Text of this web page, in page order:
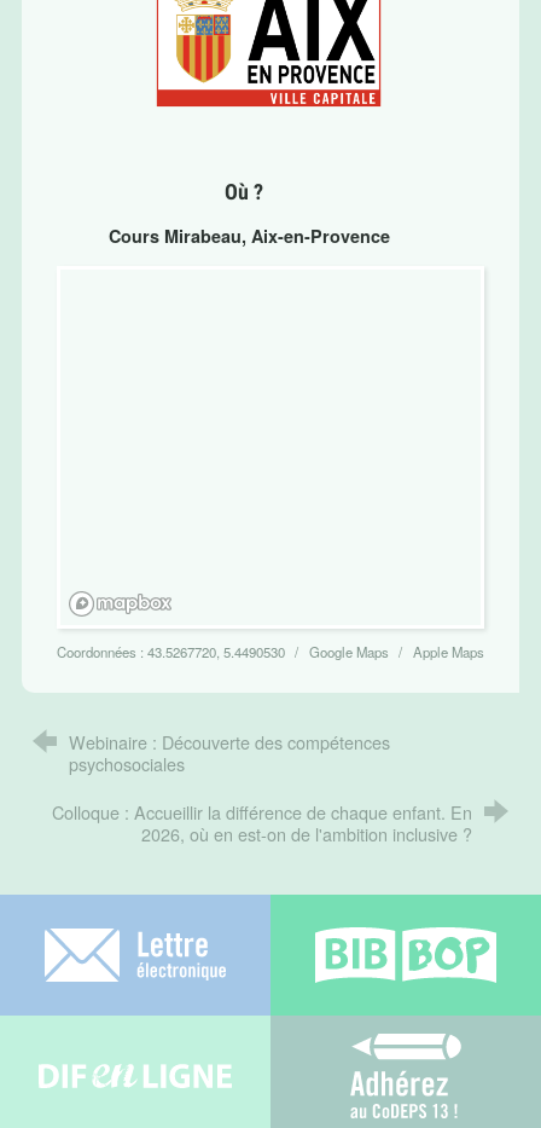
Où ?
Cours Mirabeau, Aix-en-Provence
Coordonnées : 43.5267720, 5.4490530 Google Maps Apple Maps
Webinaire : Découverte des compétences
psychosociales
Colloque : Accueillir la différence de chaque enfant. En
2026, où en est-on de l'ambition inclusive ?
Adhérez au